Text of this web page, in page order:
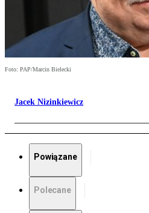
Foto: PAP/Marcin Bielecki
Jacek Nizinkiewicz
Powiązane
Polecane